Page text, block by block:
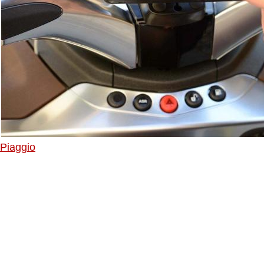
Piaggio